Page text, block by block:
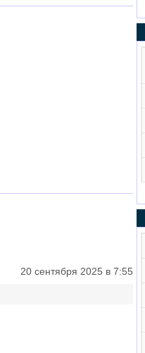
20 сентября 2025 в 7:55